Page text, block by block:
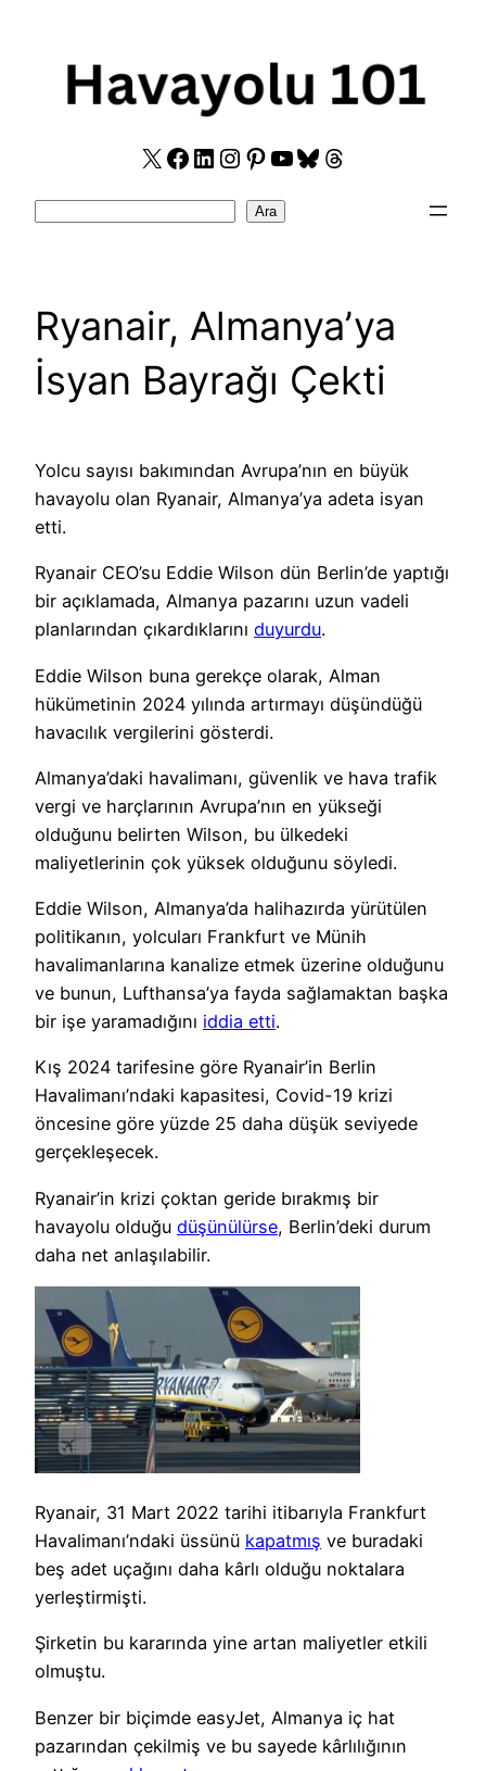
X Facebook
LinkedIn
Instagram
Pinterest
YouTube
Bluesky
Threads
Ara
Ryanair, Almanya’ya
İsyan Bayrağı Çekti
Yolcu sayısı bakımından Avrupa’nın en büyük
havayolu olan Ryanair, Almanya’ya adeta isyan
etti.
Ryanair CEO’su Eddie Wilson dün Berlin’de yaptığı
bir açıklamada, Almanya pazarını uzun vadeli
planlarından çıkardıklarını duyurdu.
Eddie Wilson buna gerekçe olarak, Alman
hükümetinin 2024 yılında artırmayı düşündüğü
havacılık vergilerini gösterdi.
Almanya’daki havalimanı, güvenlik ve hava trafik
vergi ve harçlarının Avrupa’nın en yükseği
olduğunu belirten Wilson, bu ülkedeki
maliyetlerinin çok yüksek olduğunu söyledi.
Eddie Wilson, Almanya’da halihazırda yürütülen
politikanın, yolcuları Frankfurt ve Münih
havalimanlarına kanalize etmek üzerine olduğunu
ve bunun, Lufthansa’ya fayda sağlamaktan başka
bir işe yaramadığını iddia etti.
Kış 2024 tarifesine göre Ryanair’in Berlin
Havalimanı’ndaki kapasitesi, Covid-19 krizi
öncesine göre yüzde 25 daha düşük seviyede
gerçekleşecek.
Ryanair’in krizi çoktan geride bırakmış bir
havayolu olduğu düşünülürse, Berlin’deki durum
daha net anlaşılabilir.
Ryanair, 31 Mart 2022 tarihi itibarıyla Frankfurt
Havalimanı’ndaki üssünü kapatmış ve buradaki
beş adet uçağını daha kârlı olduğu noktalara
yerleştirmişti.
Şirketin bu kararında yine artan maliyetler etkili
olmuştu.
Benzer bir biçimde easyJet, Almanya iç hat
pazarından çekilmiş ve bu sayede kârlılığının